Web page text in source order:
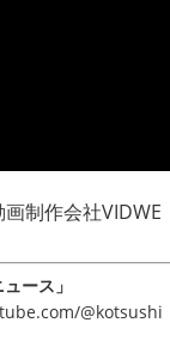
画制作会社VIDWE
ース」
@kotsushi